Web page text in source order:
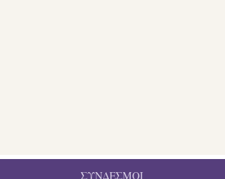
ΣΎΝΔΕΣΜΟΙ